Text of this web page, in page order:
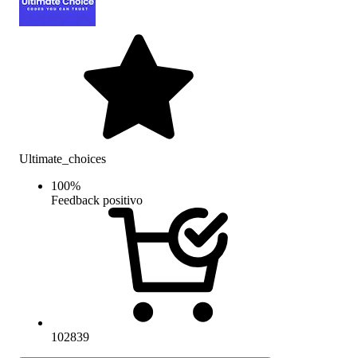
Ultimate_choices
100%
Feedback positivo
102839